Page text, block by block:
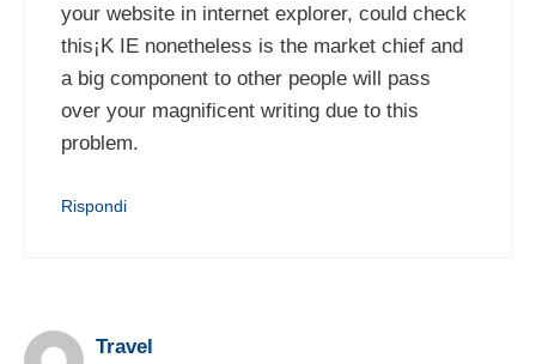
your website in internet explorer, could check
this¡K IE nonetheless is the market chief and
a big component to other people will pass
over your magnificent writing due to this
problem.
Rispondi
Travel